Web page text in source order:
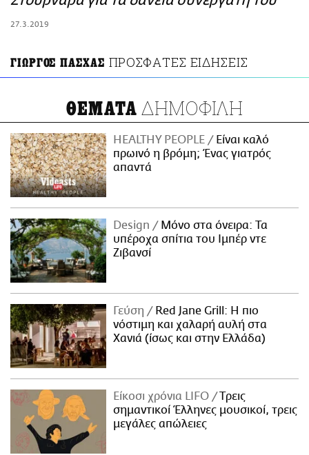
27.3.2019
ΓΙΩΡΓΟΣ ΠΑΣΧΑΣ ΠΡΟΣΦΑΤΕΣ ΕΙΔΗΣΕΙΣ
ΘΕΜΑΤΑ ΔΗΜΟΦΙΛΗ
HEALTHY PEOPLE
Είναι καλό
πρωινό η βρόμη; Ένας γιατρός
απαντά
Design
Μόνο στα όνειρα: Τα
υπέροχα σπίτια του Ιμπέρ ντε
Ζιβανσί
Γεύση
Red Jane Grill: Η πιο
νόστιμη και χαλαρή αυλή στα
Χανιά (ίσως και στην Ελλάδα)
Είκοσι χρόνια LIFO
Tρεις
σημαντικοί Έλληνες μουσικοί, τρεις
μεγάλες απώλειες